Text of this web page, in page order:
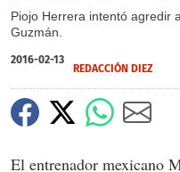
Piojo Herrera intentó agredir
Guzmán.
2016-02-13
REDACCIÓN DIEZ
El entrenador mexicano